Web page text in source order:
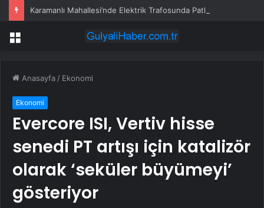
Menü
Anasayfa / Ekonomi
Ekonomi
Evercore ISI, Vertiv hisse
senedi PT artışı için katalizör
olarak ‘seküler büyümeyi’
gösteriyor